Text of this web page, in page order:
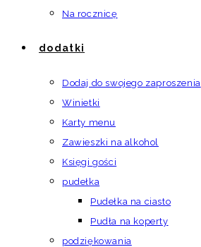
Na rocznicę
dodatki
Dodaj do swojego zaproszenia
Winietki
Karty menu
Zawieszki na alkohol
Księgi gości
pudełka
Pudełka na ciasto
Pudła na koperty
podziękowania